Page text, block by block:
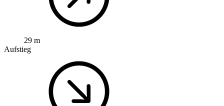
29 m
Aufstieg